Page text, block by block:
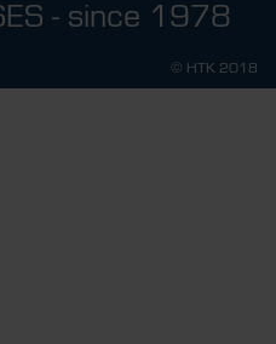
- since 1978
© HTK 2018